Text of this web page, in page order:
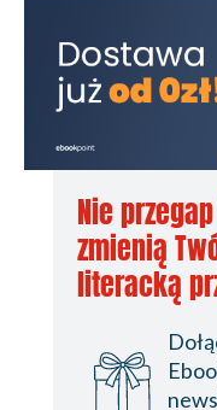
Nie
zmienią
literacką